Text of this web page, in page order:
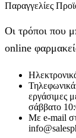
Παραγγελίες
Οι τρόποι που
online
εργάσιμες
σάββατο
Με e-mail